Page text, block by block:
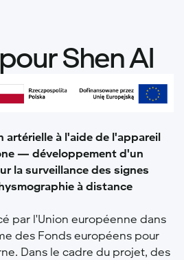
Shen AI
artérielle à l'aide de l'appareil
— développement d'un
la surveillance des signes
à distance
par l'Union européenne dans
des Fonds européens pour
Dans le cadre du projet, des